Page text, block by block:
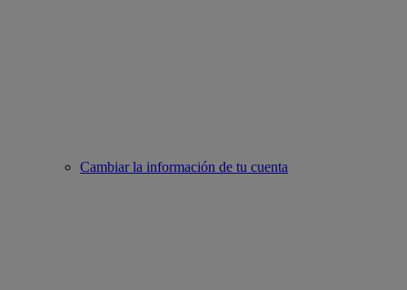
Cambiar la información de tu cuenta